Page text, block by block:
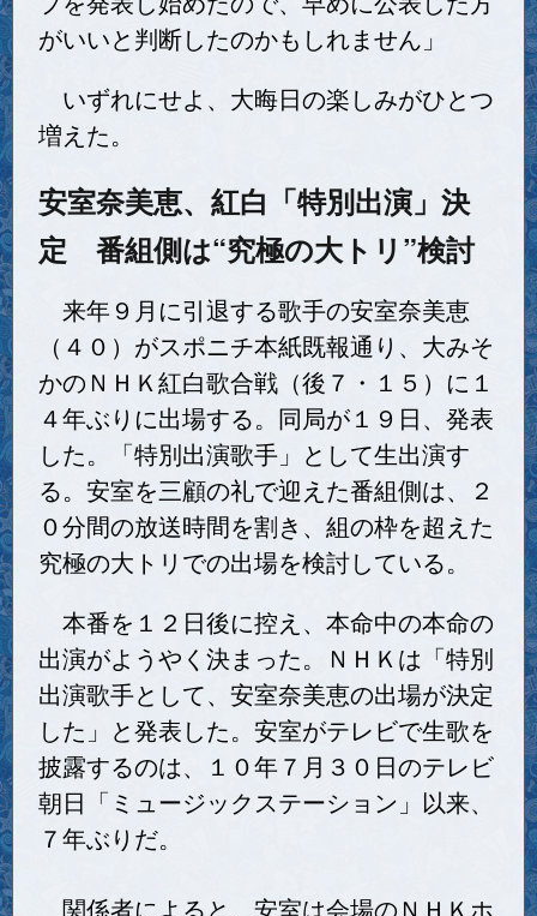
がいいと判断したのかもしれません」
いずれにせよ、大晦日の楽しみがひとつ
増えた。
安室奈美恵、紅白「特別出演」決
定 番組側は“究極の大トリ”検討
来年９月に引退する歌手の安室奈美恵
（４０）がスポニチ本紙既報通り、大みそ
かのＮＨＫ紅白歌合戦（後７・１５）に１
４年ぶりに出場する。同局が１９日、発表
した。「特別出演歌手」として生出演す
る。安室を三顧の礼で迎えた番組側は、２
０分間の放送時間を割き、組の枠を超えた
究極の大トリでの出場を検討している。
本番を１２日後に控え、本命中の本命の
出演がようやく決まった。ＮＨＫは「特別
出演歌手として、安室奈美恵の出場が決定
した」と発表した。安室がテレビで生歌を
披露するのは、１０年７月３０日のテレビ
朝日「ミュージックステーション」以来、
７年ぶりだ。
関係者によると、安室は会場のＮＨＫホ